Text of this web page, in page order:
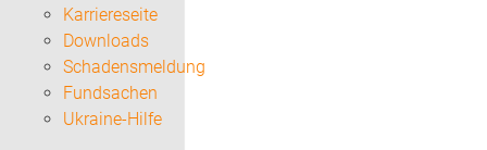
Karriereseite
Downloads
Schadensmeldung
Fundsachen
Ukraine-Hilfe